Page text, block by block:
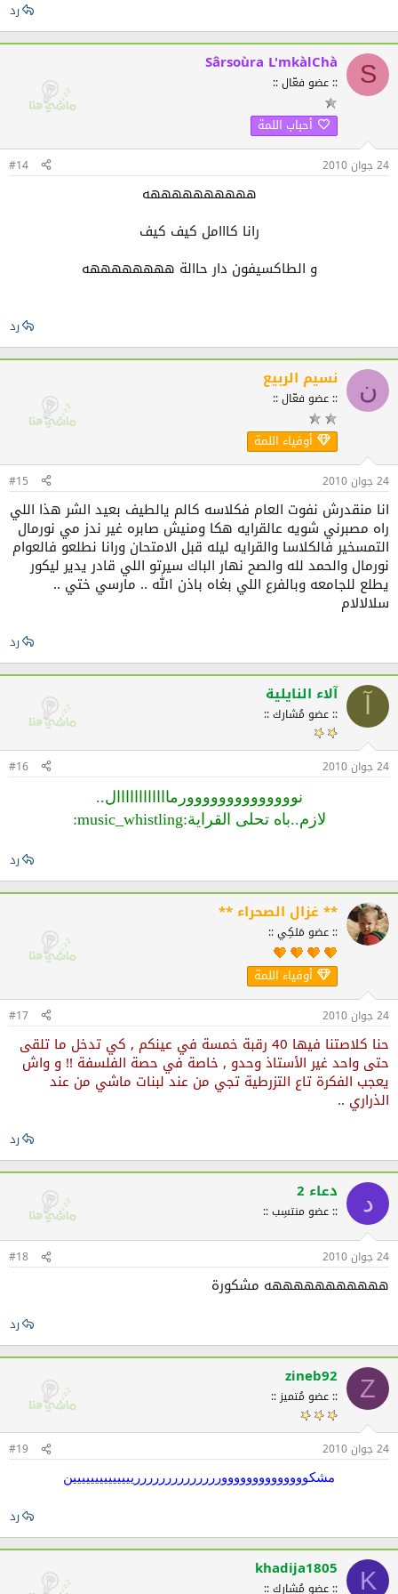
رد
S
Sârsoùra L'mkàlChà
:: عضو فعّال ::
أحباب اللمة
24 جوان 2010 #14
ههههههههههه
رانا كااامل كيف كيف
و الطاكسيفون دار حاالة ههههههههه
رد
ن نسيم الربيع
:: عضو فعّال ::
أوفياء اللمة
24 جوان 2010 #15
انا منقدرش نفوت العام فكلاسه كالم يالطيف بعيد الشر هذا اللي
راه مصبرني شويه عالقرايه هكا ومنيش صابره غير ندز مي نورمال
التمسخير فالكلاسا والقرايه ليله قبل الامتحان ورانا نطلعو فالعوام
نورمال والحمد لله والصح نهار الباك سيرتو اللي قادر يدير ليكور
يطلع للجامعه وبالفرع اللي بغاه باذن الله .. مارسي ختي ..
سلالالام
رد
آلاء النايلية
:: عضو مُشارك ::
24 جوان 2010 #16
نوووووووووووووورماااااااااااال..
لازم..باه تحلى القراية:music_whistling:
رد
** غزال الصحراء **
:: عضو مَلكِي ::
أوفياء اللمة
24 جوان 2010 #17
حنا كلاصتنا فيها 40 رقبة خمسة في عينكم , كي تدخل ما تلقى
حتى واحد غير الأستاذ وحدو , خاصة في حصة الفلسفة !! و واش
يعجب الفكرة تاع التزرطية تجي من عند لبنات ماشي من عند
الذراري ..
رد
د دعاء 2
:: عضو منتسِب ::
24 جوان 2010 #18
هههههههههههه مشكورة
رد
Z
zineb92
:: عضو مُتميز ::
24 جوان 2010 #19
مشكوووووووووووووورررررررررررررريييييييييييييين
رد
K
khadija1805
:: عضو مُشارك ::